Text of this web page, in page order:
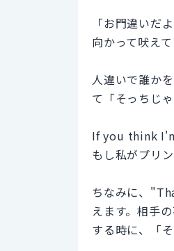
「お門違いだ
向かって吠え
人違いで誰か
て「そっちじ
If you think
もし私がプリ
ちなみに、
えます。相手
する時に、「